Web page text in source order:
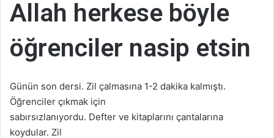
posta
göndermek
Allah herkese böyle
öğrenciler nasip etsin
Günün son dersi. Zil çalmasına 1-2 dakika kalmıştı.
Öğrenciler çıkmak için
sabırsızlanıyordu. Defter ve kitaplarını çantalarına
koydular. Zil